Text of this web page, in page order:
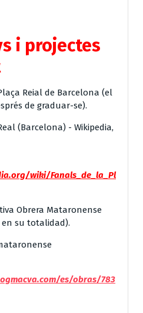
i projectes
Reial de Barcelona (el
de graduar-se).
wiki/Fanals_de_la_Pl
Obrera Mataronense
su totalidad).
es/obras/783